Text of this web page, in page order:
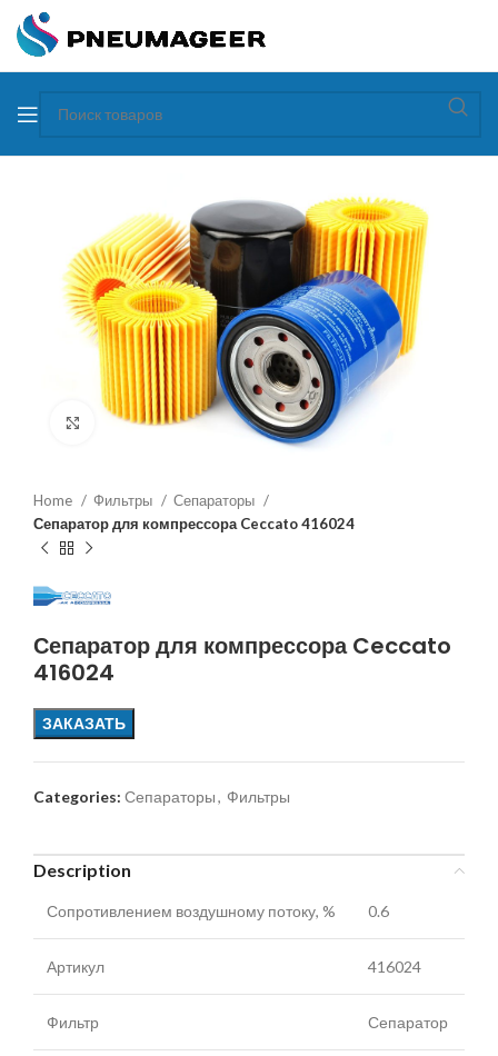
Увеличить
Home Фильтры
Сепараторы
Сепаратор для компрессора Ceccato 416024
Сепаратор для компрессора Ceccato
416024
ЗАКАЗАТЬ
Categories: Сепараторы, Фильтры
Description
Сопротивлением воздушному потоку, % 0.6
Артикул 416024
Фильтр Сепаратор